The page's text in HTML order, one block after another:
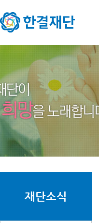
재단소식